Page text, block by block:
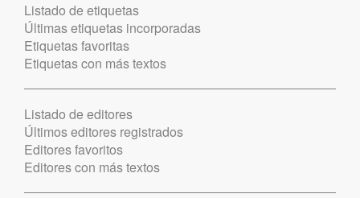
Listado de etiquetas
Últimas etiquetas incorporadas
Etiquetas favoritas
Etiquetas con más textos
Listado de editores
Últimos editores registrados
Editores favoritos
Editores con más textos